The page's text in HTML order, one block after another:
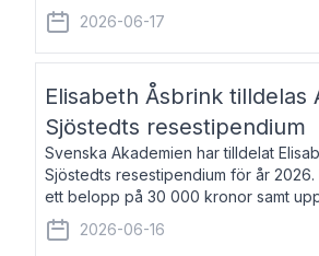
Stipendiebeloppet är på 70 000
Cullhed, född 1985, är professor i
2026-06-17
Elisabeth Åsbrink tilldelas
Sjöstedts resestipendium
Svenska Akademien har tilldelat
Sjöstedts resestipendium för år 2026.
ett belopp på 30 000 kronor samt
fri vistelse i Akademiens lägenhet i
Åsbrink, född 1965 oc
2026-06-16